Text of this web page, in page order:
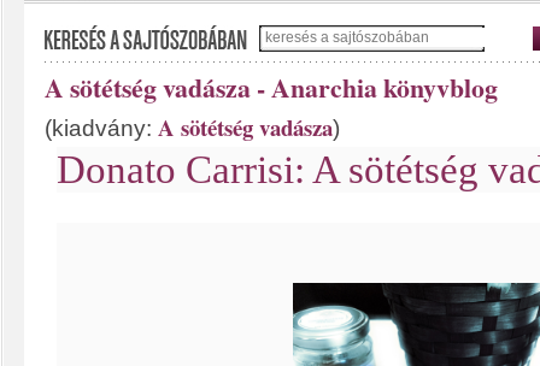
A sötétség vadásza - Anarchia könyvblog
(kiadvány: A sötétség vadásza)
Donato Carrisi: A sötétség